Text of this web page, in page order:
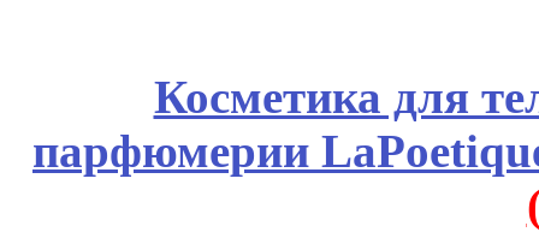
Косметика для
парфюмерии